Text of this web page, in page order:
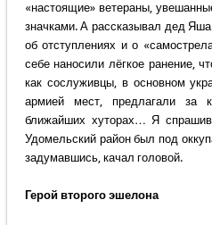
«настоящие» ветераны,
значками. А рассказывал дед
об отступлениях и о
себе наносили лёгкое ранение,
как сослуживцы, в основном
армией мест, предлагали за
ближайших хуторах… Я
Удомельский район был под
задумавшись, качал головой.
Герой второго эшелона